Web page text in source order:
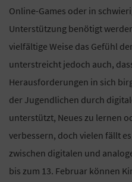
Online-Games oder in
Unterstützung benötigt
vielfältige Weise das Gefühl
unterstreicht jedoch auch,
Herausforderungen in sich
der Jugendlichen durch
unterstützt, Neues zu lernen
verbessern, doch vielen fällt
zwischen digitalen und
bis zum 13. Februar können